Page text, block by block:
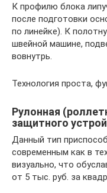
К профилю блока
после подготовки
по линейке). К
швейной машине,
вовнутрь.
Технология проста,
Рулонная
защитного
Данный тип
современным как в
визуально, что
от 5 тыс. руб. за